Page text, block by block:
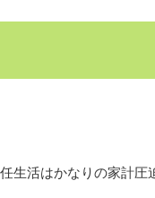
生活はかなりの家計圧